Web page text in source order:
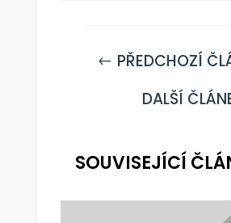
# PŘEDCHOZÍ
DALŠÍ
SOUVISEJÍCÍ